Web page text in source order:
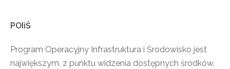
POIiŚ
Program Operacyjny Infrastruktura i Środowisko jest
największym, z punktu widzenia dostępnych środków,